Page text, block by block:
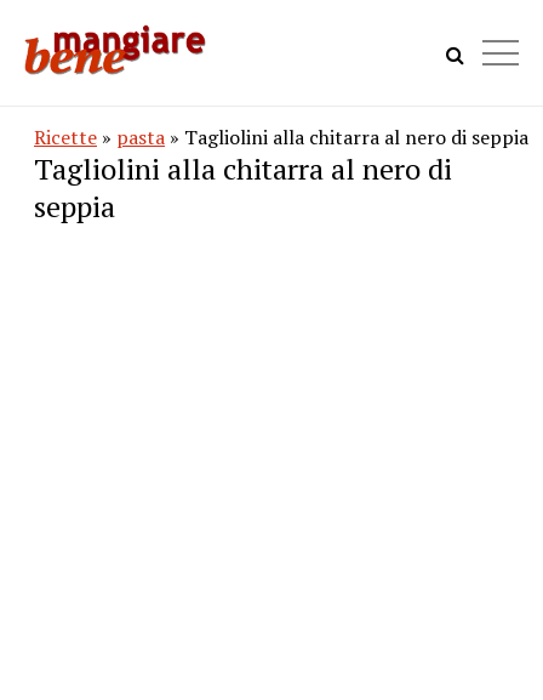
Ricette » pasta » Tagliolini alla chitarra al nero di seppia
Tagliolini alla chitarra al nero di
seppia